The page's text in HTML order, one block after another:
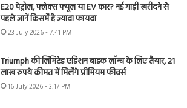
E20 पेट्रोल, फ्लेक्स फ्यूल या EV कार? नई गाड़ी खरीदने से
पहले जानें किसमें है ज्यादा फायदा
23 July 2026 - 7:41 PM
Triumph की लिमिटेड एडिशन बाइक लॉन्च के लिए तैयार, 21
लाख रुपये कीमत में मिलेंगे प्रीमियम फीचर्स
16 July 2026 - 3:17 PM